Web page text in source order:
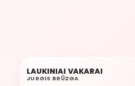
07:11
LAUKINIAI VAKARAI
JURGIS BRŪZGA